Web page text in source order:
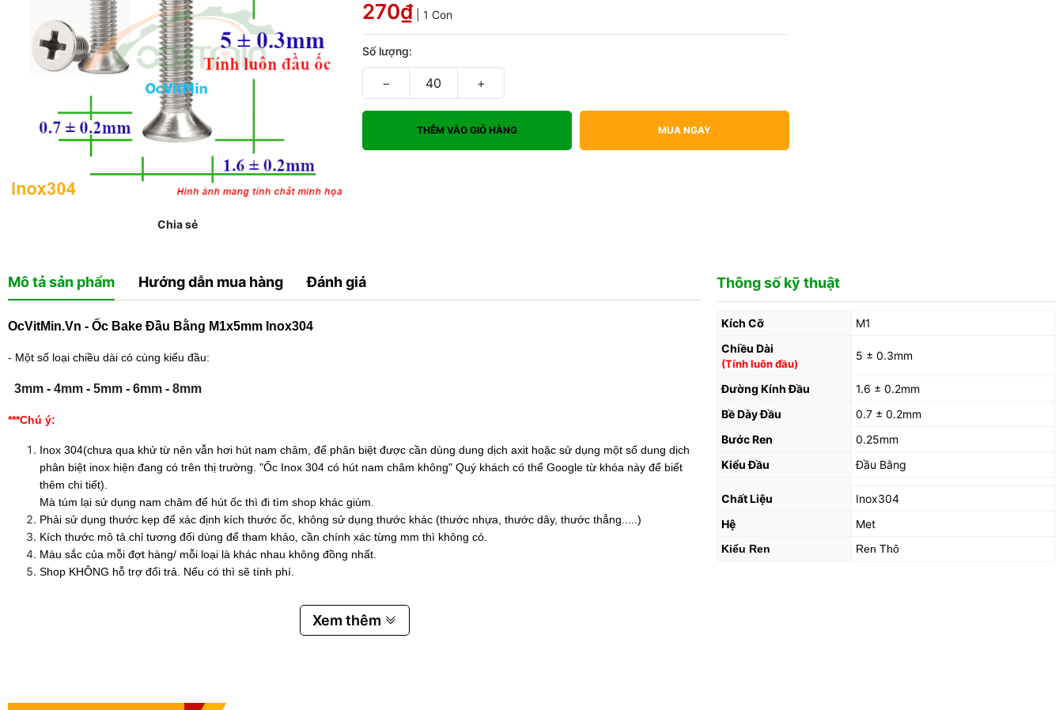
Chia sẻ
270₫ | 1 Con
Số lượng:
− +
THÊM VÀO GIỎ HÀNG MUA NGAY
Mô tả sản phẩm Hướng dẫn mua hàng Đánh giá
OcVitMin.Vn - Ốc Bake Đầu Bằng M1x5mm Inox304
- Một số loại chiều dài có cùng kiểu đầu:
3mm - 4mm - 5mm - 6mm - 8mm
***Chú ý:
Inox 304(chưa qua khử từ nên vẫn hơi hút nam châm, để phân biệt được cần dùng dung dịch axit hoặc sử dụng một số dung dịch
phân biệt inox hiện đang có trên thị trường. "Ốc Inox 304 có hút nam châm không" Quý khách có thể Google từ khóa này để biết
thêm chi tiết).
Mà túm lại sử dụng nam châm để hút ốc thì đi tìm shop khác giùm.
Phải sử dụng thước kẹp để xác định kích thước ốc, không sử dụng thước khác (thước nhựa, thước dây, thước thẳng.....)
Kích thước mô tả chỉ tương đối dùng để tham khảo, cần chính xác từng mm thì không có.
Màu sắc của mỗi đợt hàng/ mỗi loại là khác nhau không đồng nhất.
Shop KHÔNG hỗ trợ đổi trả. Nếu có thì sẽ tính phí.
Xem thêm
Thông số kỹ thuật
Kích Cỡ
M1
Chiều Dài
(Tính luôn đầu)
5 ± 0.3mm
Đường Kính Đầu
1.6 ± 0.2mm
Bề Dày Đầu
0.7 ± 0.2mm
Bước Ren
0.25mm
Kiểu Đầu
Đầu Bằng
Chất Liệu
Inox304
Hệ
Met
Kiểu Ren Ren Thô